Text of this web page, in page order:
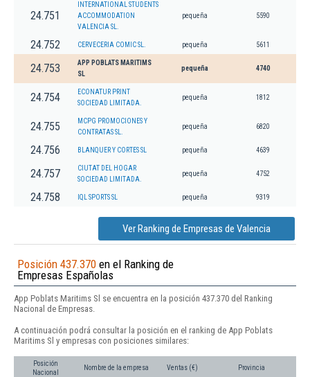
24.751
INTERNATIONAL STUDENTS
ACCOMMODATION
VALENCIA SL.
pequeña 5590
24.752 CERVECERIA COMIC SL. pequeña 5611
24.753
APP POBLATS MARITIMS
SL
pequeña 4740
24.754
ECONATUR PRINT
SOCIEDAD LIMITADA.
pequeña 1812
24.755
MCPG PROMOCIONES Y
CONTRATAS SL.
pequeña 6820
24.756 BLANQUER Y CORTES SL pequeña 4639
24.757
CIUTAT DEL HOGAR
SOCIEDAD LIMITADA.
pequeña 4752
24.758 IQL SPORTS SL pequeña 9319
Ver Ranking de Empresas de Valencia
Posición 437.370 en el Ranking de
Empresas Españolas
App Poblats Maritims Sl se encuentra en la posición 437.370 del Ranking
Nacional de Empresas.
A continuación podrá consultar la posición en el ranking de App Poblats
Maritims Sl y empresas con posiciones similares:
Posición
Nacional
Nombre de la empresa Ventas (€) Provincia